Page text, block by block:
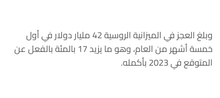
وبلغ العجز في الميزانية الروسية 42 مليار دولار في أول
خمسة أشهر من العام، وهو ما يزيد 17 بالمئة بالفعل عن
المتوقع في 2023 بأكمله.